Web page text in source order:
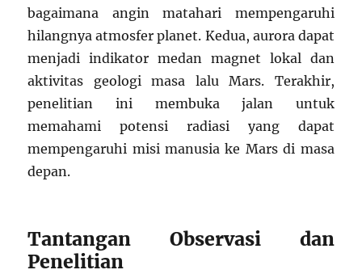
bagaimana angin matahari mempengaruhi
hilangnya atmosfer planet. Kedua, aurora dapat
menjadi indikator medan magnet lokal dan
aktivitas geologi masa lalu Mars. Terakhir,
penelitian ini membuka jalan untuk
memahami potensi radiasi yang dapat
mempengaruhi misi manusia ke Mars di masa
depan.
Tantangan Observasi dan
Penelitian